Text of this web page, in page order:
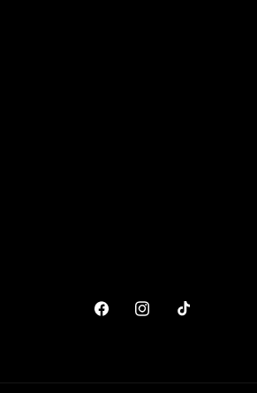
FacebookInstagramTikTok